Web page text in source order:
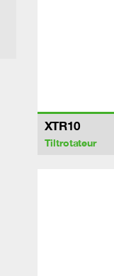
XTR10
Tiltrotateur